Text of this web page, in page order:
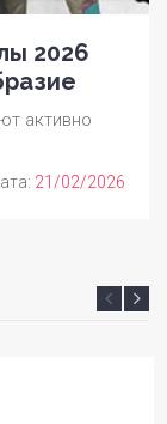
2026
активно
21/02/2026